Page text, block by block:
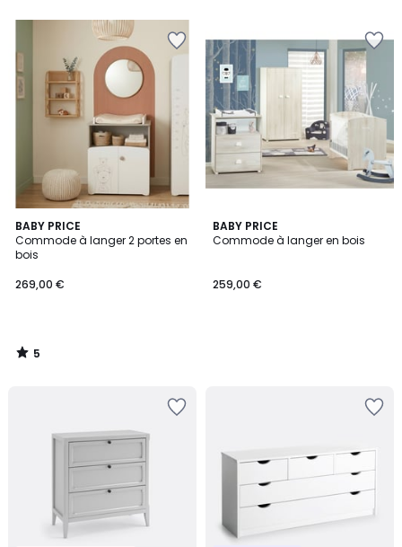
BABY PRICE
Commode à langer 2 portes en
bois
269,00 €
5
/
5
5
/
BABY PRICE
Commode à langer en bois
259,00 €